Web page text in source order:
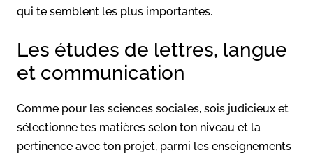
qui te semblent les plus importantes.
Les études de lettres, langue
et communication
Comme pour les sciences sociales, sois judicieux et
sélectionne tes matières selon ton niveau et la
pertinence avec ton projet, parmi les enseignements